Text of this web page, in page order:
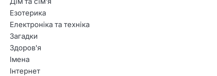
Езотерика
Електроніка та техніка
Загадки
Здоров'я
Імена
Інтернет